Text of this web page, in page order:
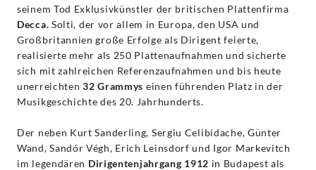
Decca
Classics
seinem Tod Exklusivkünstler der britischen Plattenfirma
Decca. Solti, der vor allem in Europa, den USA und
Großbritannien große Erfolge als Dirigent feierte,
realisierte mehr als 250 Plattenaufnahmen und sicherte
sich mit zahlreichen Referenzaufnahmen und bis heute
unerreichten 32 Grammys einen führenden Platz in der
Musikgeschichte des 20. Jahrhunderts.
Der neben Kurt Sanderling, Sergiu Celibidache, Günter
Wand, Sandór Végh, Erich Leinsdorf und Igor Markevitch
im legendären Dirigentenjahrgang 1912 in Budapest als